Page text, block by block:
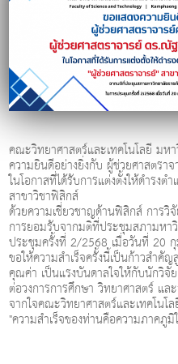
คณะวิทยาศาสตร์และเทคโนโลยี มห
ความยินดีอย่างยิ่งกับ ผู้ช่วยศาสตรา
ในโอกาสที่ได้รับการแต่งตั้งให้ดำรง
สาขาวิชาฟิสิกส์
ด้วยความเชี่ยวชาญด้านฟิสิกส์ การวิ
การยอมรับจากมติที่ประชุมสภามหา
ประชุมครั้งที่ 2/2568 เมื่อวันที่ 20
ขอให้ความสำเร็จครั้งนี้เป็นก้าวสำคั
คุณค่า เป็นแรงบันดาลใจให้กับนักวิ
ต่อวงการการศึกษา วิทยาศาสตร์ แล
จากใจคณะวิทยาศาสตร์และเทคโนโ
"ความสำเร็จของท่านคือความภาคภู